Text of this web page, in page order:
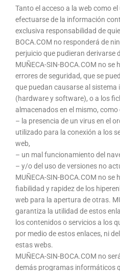
Tanto el acceso a la web como
efectuarse de la información
exclusiva responsabilidad de
BOCA.COM no responderá de
perjuicio que pudieran derivarse
MUÑECA-SIN-BOCA.COM no se
errores de seguridad, que se
que puedan causarse al
(hardware y software), o a los
almacenados en el mismo, como
– la presencia de un virus en el
utilizado para la conexión a los
web,
– un mal funcionamiento del
– y/o del uso de versiones no
MUÑECA-SIN-BOCA.COM no se
fiabilidad y rapidez de los
web para la apertura de otras.
garantiza la utilidad de estos
los contenidos o servicios a los
por medio de estos enlaces, ni
estas webs.
MUÑECA-SIN-BOCA.COM no
demás programas informáticos